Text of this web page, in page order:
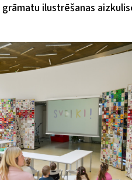
ilustrēšanas